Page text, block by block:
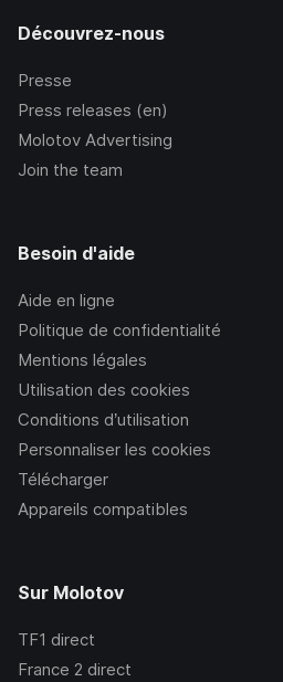
Découvrez-nous
Presse
Press releases (en)
Molotov Advertising
Join the team
Besoin d'aide
Aide en ligne
Politique de confidentialité
Mentions légales
Utilisation des cookies
Conditions d’utilisation
Personnaliser les cookies
Télécharger
Appareils compatibles
Sur Molotov
TF1 direct
France 2 direct